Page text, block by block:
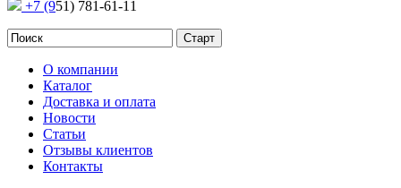
+7 (951) 781-61-11
О компании
Каталог
Доставка и оплата
Новости
Статьи
Отзывы клиентов
Контакты